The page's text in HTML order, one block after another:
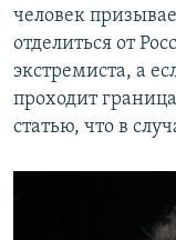
человек
отделиться от
экстремиста, а
проходит
статью, что в